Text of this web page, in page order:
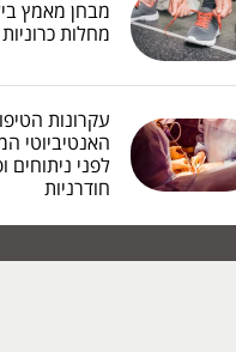
מבחן מאמץ
מחלות כרוניות
עקרונות
האנטיביוטי
לפני ניתוחים
חודרניות